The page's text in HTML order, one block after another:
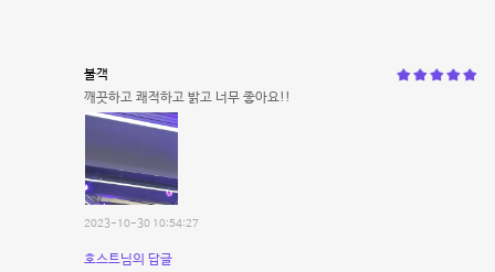
불객
깨끗하고 쾌적하고 밝고 너무 좋아요!!
2023-10-30 10:54:27
호스트님의 답글